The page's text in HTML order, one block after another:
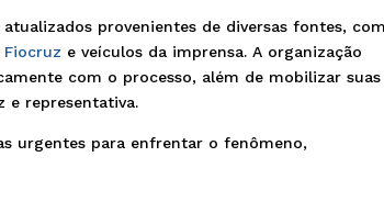
provenientes de diversas fontes,
Fiocruz e veículos da imprensa. A organização
com o processo, além de mobilizar suas
e representativa.
urgentes para enfrentar o fenômeno,